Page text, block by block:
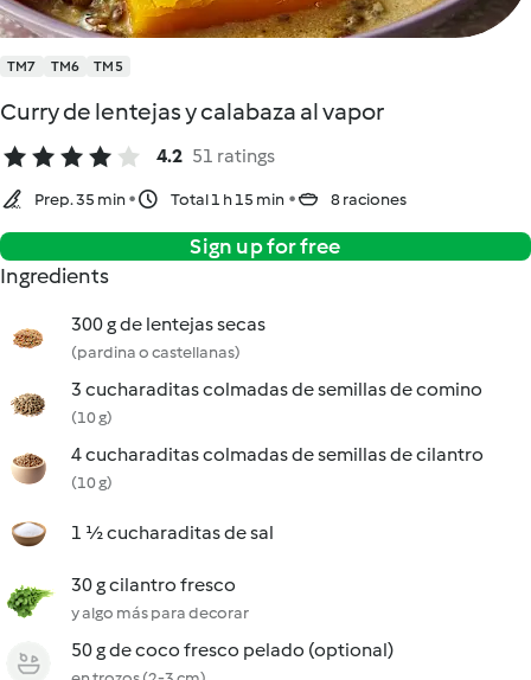
TM7 TM6 TM5
Curry de lentejas y calabaza al vapor
4.2 51 ratings
Prep. 35 min Total 1 h 15 min 8 raciones
Sign up for free
Ingredients
300 g de lentejas secas
(pardina o castellanas)
3 cucharaditas colmadas de semillas de comino
(10 g)
4 cucharaditas colmadas de semillas de cilantro
(10 g)
1 ½ cucharaditas de sal
30 g cilantro fresco
y algo más para decorar
50 g de coco fresco pelado (optional)